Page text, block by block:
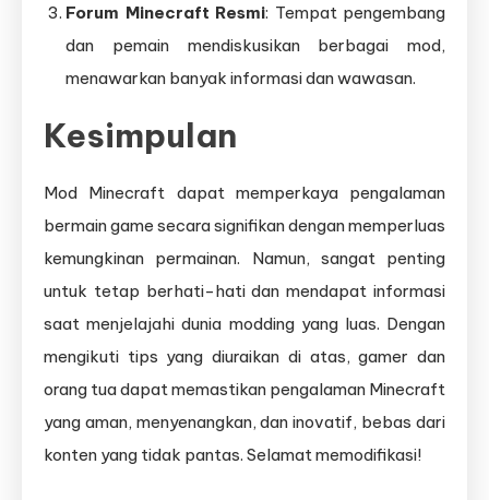
Forum Minecraft Resmi: Tempat pengembang
dan pemain mendiskusikan berbagai mod,
menawarkan banyak informasi dan wawasan.
Kesimpulan
Mod Minecraft dapat memperkaya pengalaman
bermain game secara signifikan dengan memperluas
kemungkinan permainan. Namun, sangat penting
untuk tetap berhati-hati dan mendapat informasi
saat menjelajahi dunia modding yang luas. Dengan
mengikuti tips yang diuraikan di atas, gamer dan
orang tua dapat memastikan pengalaman Minecraft
yang aman, menyenangkan, dan inovatif, bebas dari
konten yang tidak pantas. Selamat memodifikasi!